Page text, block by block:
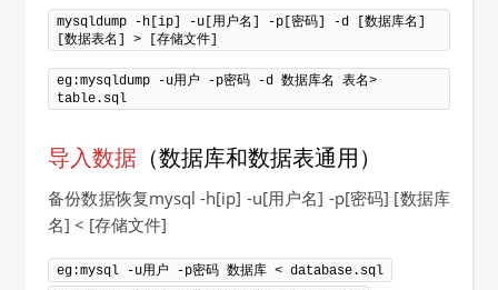
mysqldump -h[ip] -u[用户名] -p[密码] -d [数据库名]
[数据表名] > [存储文件]
eg:mysqldump -u用户 -p密码 -d 数据库名 表名>
table.sql
导入数据 （数据库和数据表通用）
备份数据恢复mysql -h[ip] -u[用户名] -p[密码] [数据库
名] < [存储文件]
eg:mysql -u用户 -p密码 数据库 < database.sql